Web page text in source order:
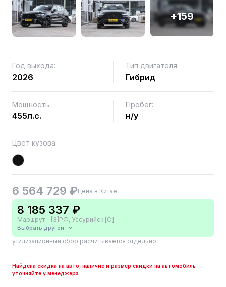
+159
Год выхода:
2026
Тип двигателя:
Гибрид
Мощность:
455л.с.
Пробег:
н/у
Цвет кузова:
6 564 729 ₽Цена в Китае
8 185 337 ₽
Маршрут - [3]РФ, Уссурийск [О]
Выбрать другой
утилизационный сбор расчитывается отдельно
Найдена скидка на авто, наличие и размер скидки на автомобиль
уточняйте у менеджера